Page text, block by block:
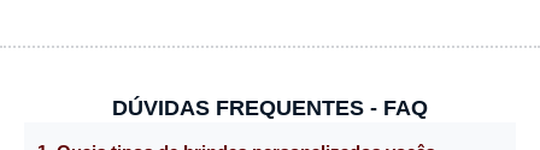
DÚVIDAS FREQUENTES - FAQ